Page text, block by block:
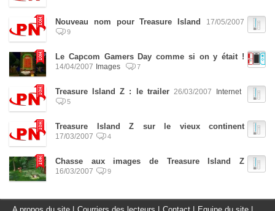
Nouveau nom pour Treasure Island 17/05/2007
9
Le Capcom Gamers Day comme si on y était !
14/04/2007 Images 7
Treasure Island Z : le trailer 26/03/2007 Internet
5
Treasure Island Z sur le vieux continent
17/03/2007 4
Chasse aux images de Treasure Island Z
16/03/2007 9